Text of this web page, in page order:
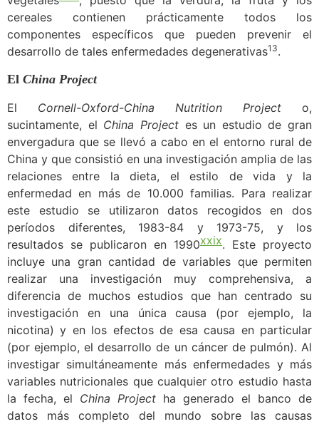
cereales contienen prácticamente todos los
componentes específicos que pueden prevenir el
desarrollo de tales enfermedades degenerativas13.
El China Project
El Cornell-Oxford-China Nutrition Project o,
sucintamente, el China Projectes un estudio de gran
envergadura que se llevó a cabo en el entorno rural de
China y que consistió en una investigación amplia de las
relaciones entre la dieta, el estilo de vida y la
enfermedad en más de 10.000 familias. Para realizar
este estudio se utilizaron datos recogidos en dos
períodos diferentes, 1983-84 y 1973-75, y los
resultados se publicaron en 1990xxix. Este proyecto
incluye una gran cantidad de variables que permiten
realizar una investigación muy comprehensiva, a
diferencia de muchos estudios que han centrado su
investigación en una única causa (por ejemplo, la
nicotina) y en los efectos de esa causa en particular
(por ejemplo, el desarrollo de un cáncer de pulmón). Al
investigar simultáneamente más enfermedades y más
variables nutricionales que cualquier otro estudio hasta
la fecha, el China Project ha generado el banco de
datos más completo del mundo sobre las causas